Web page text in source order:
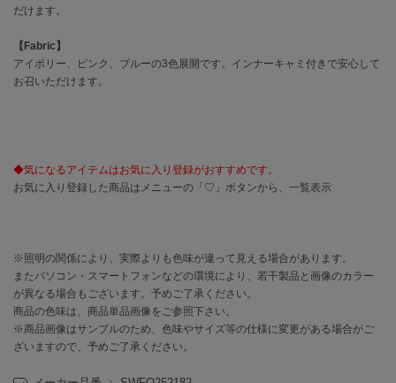
DANSKIN
ダンスキン
emmi
エミ
emmi yoga
エミヨガ
ETRÉ TOKYO
エトレトウキョウ
だけます。
【Fabric】
アイボリー、ピンク、ブルーの3色展開です。インナーキャミ付きで安心して
お召いただけます。
◆気になるアイテムはお気に入り登録がおすすめです。
お気に入り登録した商品はメニューの「♡」ボタンから、一覧表示
※照明の関係により、実際よりも色味が違って見える場合があります。
またパソコン・スマートフォンなどの環境により、若干製品と画像のカラー
が異なる場合もございます。予めご了承ください。
商品の色味は、商品単品画像をご参照下さい。
※商品画像はサンプルのため、色味やサイズ等の仕様に変更がある場合がご
ざいますので、予めご了承ください。